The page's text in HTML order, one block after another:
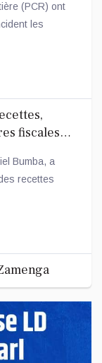
(PCR) ont
les
fiscales
Bumba, a
recettes
» a été
à